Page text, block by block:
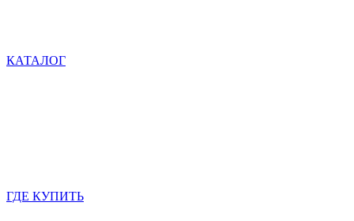
КАТАЛОГ
ГДЕ КУПИТЬ